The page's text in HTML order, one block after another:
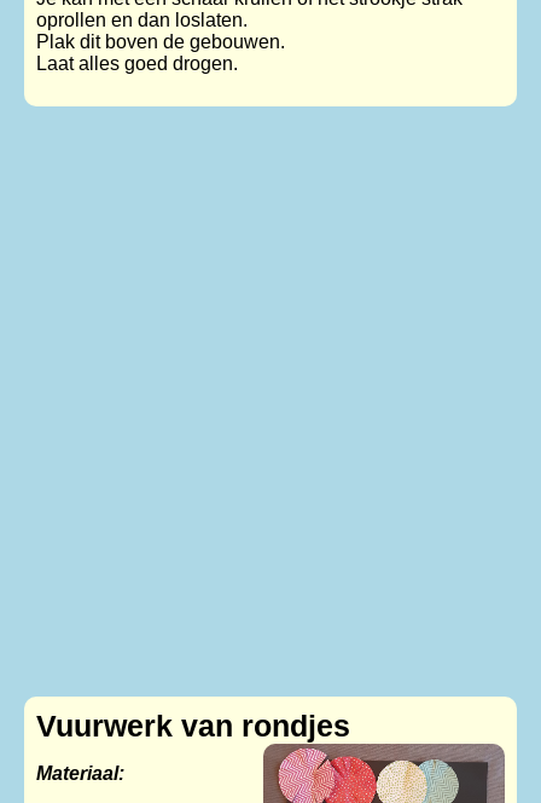
oprollen en dan loslaten.
Plak dit boven de gebouwen.
Laat alles goed drogen.
Vuurwerk van rondjes
Materiaal: